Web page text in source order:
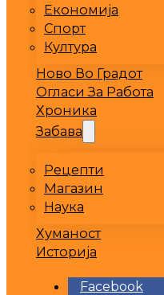
Економија
Спорт
Култура
Ново Во Градот
Огласи За Работа
Хроника
Забава
Рецепти
Магазин
Наука
Хуманост
Историја
Facebook